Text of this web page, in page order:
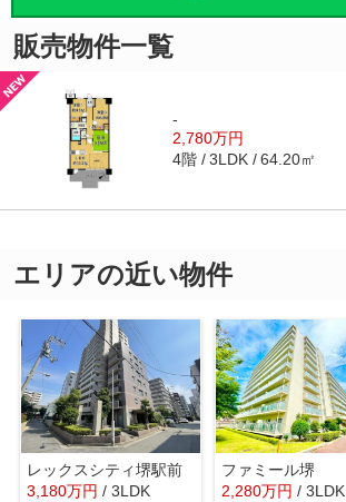
販売物件一覧
-
2,780万円
4階 3LDK 64.20㎡
エリアの近い物件
レックスシティ堺駅前
3,180万円 / 3LDK
ファミール堺
2,280万円 / 3LDK